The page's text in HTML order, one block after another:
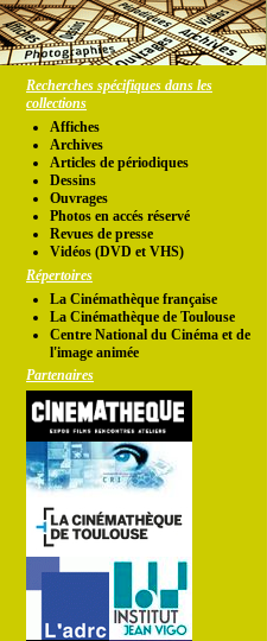
Recherches spécifiques dans les
collections
Affiches
Archives
Articles de périodiques
Dessins
Ouvrages
Photos en accés réservé
Revues de presse
Vidéos (DVD et VHS)
Répertoires
La Cinémathèque française
La Cinémathèque de Toulouse
Centre National du Cinéma et de
l'image animée
Partenaires